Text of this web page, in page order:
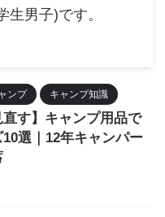
生男子)です。
ンプ キャンプ知識
直す】キャンプ用品で
選｜12年キャンパー